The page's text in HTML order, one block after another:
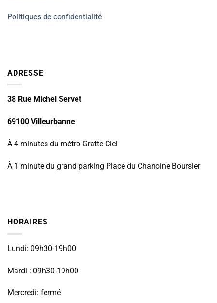
Politiques de confidentialité
ADRESSE
38 Rue Michel Servet
69100 Villeurbanne
À 4 minutes du métro Gratte Ciel
À 1 minute du grand parking Place du Chanoine Boursier
HORAIRES
Lundi: 09h30-19h00
Mardi : 09h30-19h00
Mercredi: fermé